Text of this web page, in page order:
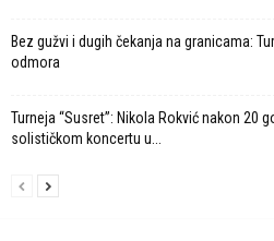
Bez gužvi i dugih čekanja na granicama:
odmora
Turneja “Susret”: Nikola Rokvić nakon 20
solističkom koncertu u...